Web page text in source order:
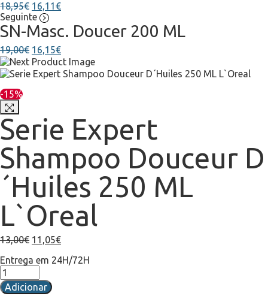
18,95€ 16,11 €
Seguinte
SN-Masc. Doucer 200 ML
19,00€ 16,15€
-15%
Serie Expert
Shampoo Douceur D
´Huiles 250 ML
L`Oreal
13,00€ 11,05€
Entrega em 24H/72H
Adicionar